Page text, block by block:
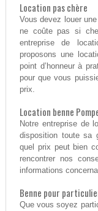
Location pas chère
Vous devez louer
ne coûte pas si
entreprise de
proposons une
point d’honneur à
pour que vous
prix.
Location benne
Notre entreprise de
disposition toute sa
quel prix peut bien
rencontrer nos
informations
Benne pour
Que vous soyez